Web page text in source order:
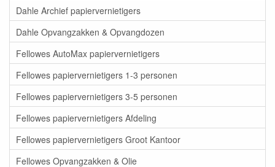
Dahle Archief papiervernietigers
Dahle Opvangzakken & Opvangdozen
Fellowes AutoMax papiervernietigers
Fellowes papiervernietigers 1-3 personen
Fellowes papiervernietigers 3-5 personen
Fellowes papiervernietigers Afdeling
Fellowes papiervernietigers Groot Kantoor
Fellowes Opvangzakken & Olie